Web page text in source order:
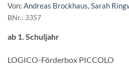
Von: Andreas Brockhaus,Sarah
BNr.: 3357
ab 1. Schuljahr
LOGICO-Förderbox PICCOLO